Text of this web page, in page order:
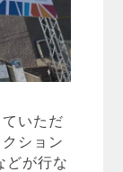
いただ
ション
どが行な